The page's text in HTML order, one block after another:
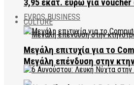
EVROS BUSINESS
Μεγάλη επένδυση στην
3,95 εκατ. ευρώ για
CULTURE
Μεγάλη επιτυχία για το